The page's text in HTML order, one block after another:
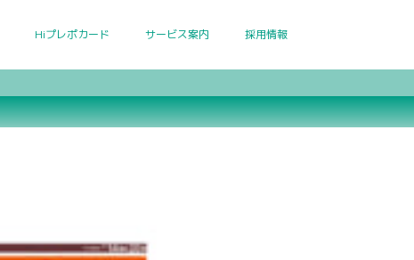
Hiプレポカード サービス案内 採用情報